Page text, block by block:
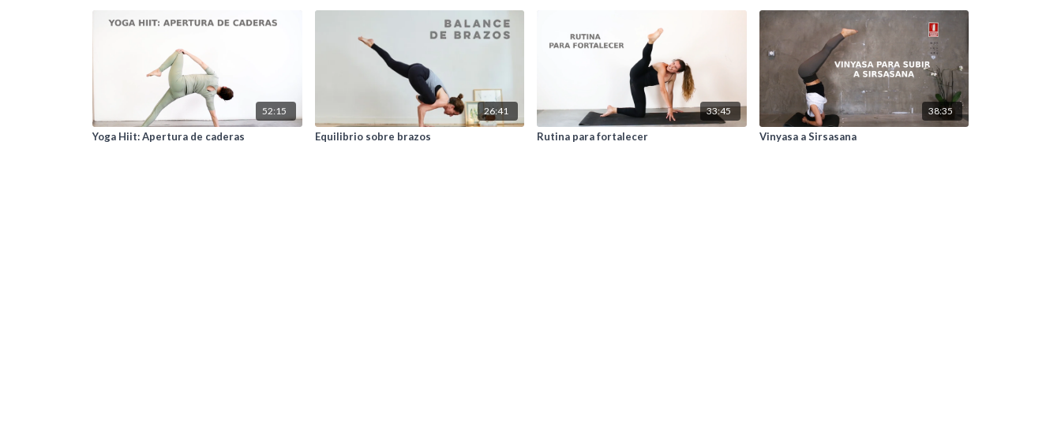
52:15
Yoga Hiit: Apertura de caderas
26:41
Equilibrio sobre brazos
33:45
Rutina para fortalecer
38:35
Vinyasa a Sirsasana